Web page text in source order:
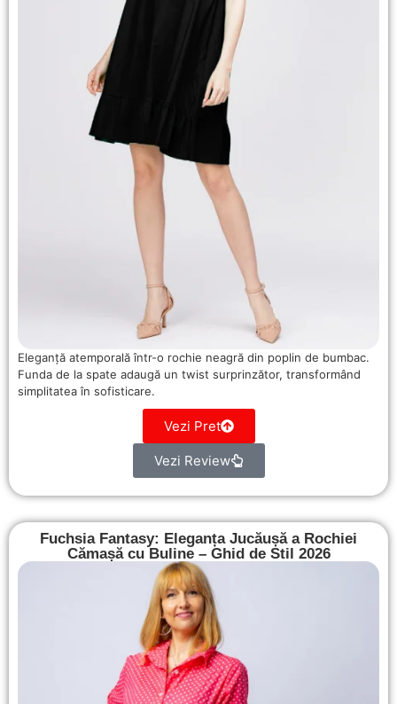
Eleganță atemporală într-o rochie neagră din poplin de bumbac.
Funda de la spate adaugă un twist surprinzător, transformând
simplitatea în sofisticare.
Vezi Pret
Vezi Review
Fuchsia Fantasy: Eleganța Jucăușă a Rochiei
Cămașă cu Buline – Ghid de Stil 2026